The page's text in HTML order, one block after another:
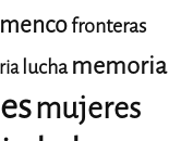
fronteras
lucha memoria
mujeres